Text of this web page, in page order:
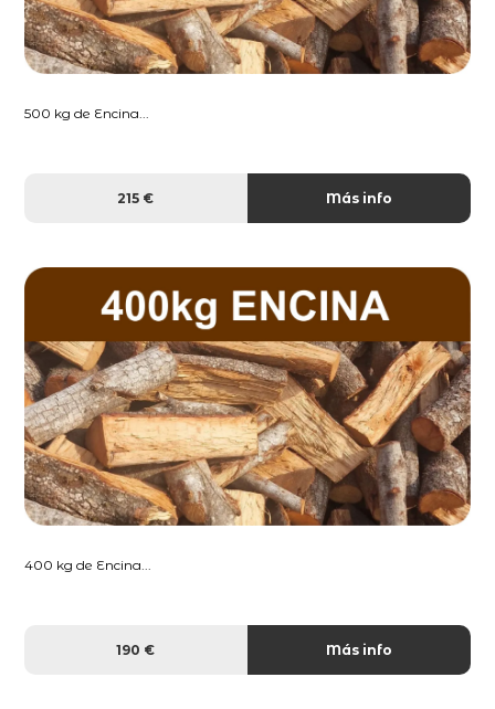
500 kg de Encina...
215 € Más info
400 kg de Encina...
190 € Más info